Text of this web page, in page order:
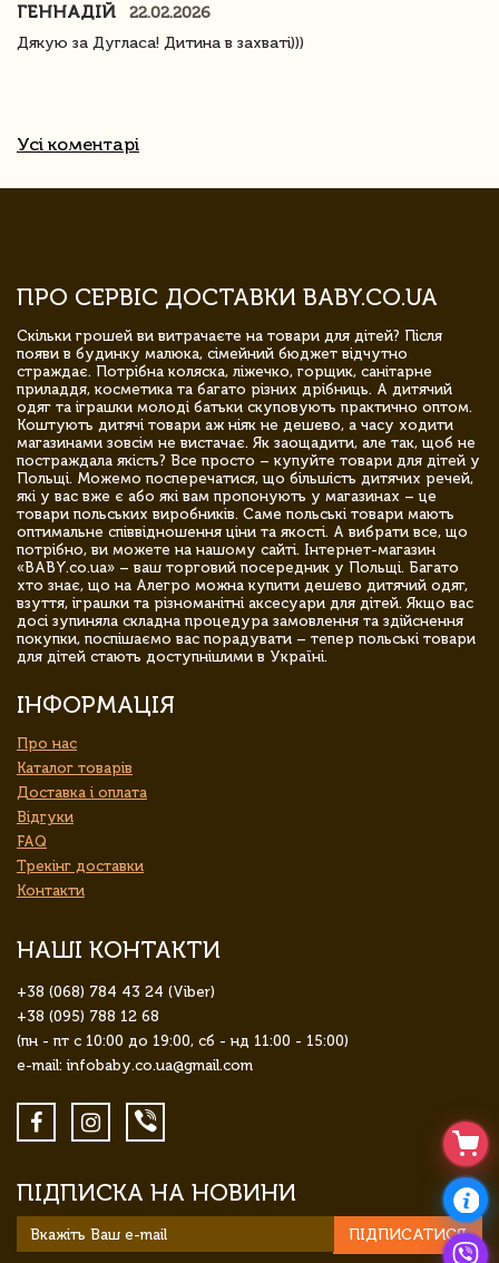
ГЕННАДІЙ
22.02.2026
Дякую за Дугласа! Дитина в захваті)))
Усі коментарі
ПРО СЕРВІС ДОСТАВКИ BABY.CO.UA
Скільки грошей ви витрачаєте на товари для дітей? Після
появи в будинку малюка, сімейний бюджет відчутно
страждає. Потрібна коляска, ліжечко, горщик, санітарне
приладдя, косметика та багато різних дрібниць. А дитячий
одяг та іграшки молоді батьки скуповують практично оптом.
Коштують дитячі товари аж ніяк не дешево, а часу ходити
магазинами зовсім не вистачає. Як заощадити, але так, щоб не
постраждала якість? Все просто – купуйте товари для дітей у
Польщі. Можемо посперечатися, що більшість дитячих речей,
які у вас вже є або які вам пропонують у магазинах – це
товари польських виробників. Саме польські товари мають
оптимальне співвідношення ціни та якості. А вибрати все, що
потрібно, ви можете на нашому сайті. Інтернет-магазин
«BABY.co.ua» – ваш торговий посередник у Польщі. Багато
хто знає, що на Алегро можна купити дешево дитячий одяг,
взуття, іграшки та різноманітні аксесуари для дітей. Якщо вас
досі зупиняла складна процедура замовлення та здійснення
покупки, поспішаємо вас порадувати – тепер польські товари
для дітей стають доступнішими в Україні.
ІНФОРМАЦІЯ
Про нас
Каталог товарів
Доставка і оплата
Відгуки
FAQ
Трекінг доставки
Контакти
НАШІ КОНТАКТИ
+38 (068) 784 43 24 (Viber)
+38 (095) 788 12 68
(пн - пт с 10:00 до 19:00, сб - нд 11:00 - 15:00)
e-mail: infobaby.co.ua@gmail.com
ПІДПИСКА НА НОВИНИ
ПІДПИСАТИСЯ